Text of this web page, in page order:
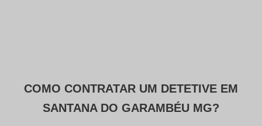
COMO CONTRATAR UM DETETIVE EM
SANTANA DO GARAMBÉU MG?